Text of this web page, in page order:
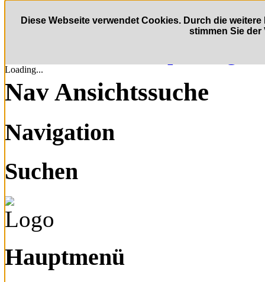
Diese Webseite verwendet Cookies. Durch die
stimmen Sie
Loading...
Zum Inhalt wechseln
Nav Ansichtssuche
Navigation
Suchen
Hauptmenü